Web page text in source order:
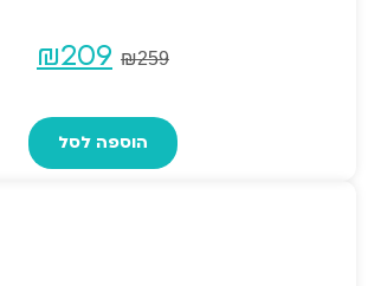
₪259
המחיר
היה:
₪209
הוא:
הוספה לסל